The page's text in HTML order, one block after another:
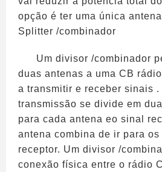
opção é ter uma única
Splitter /combinador
Um divisor /combinador
duas antenas a uma CB
a transmitir e receber sinais .
transmissão se divide em
para cada antena eo sinal
antena combina de ir para
receptor. Um divisor /
conexão física entre o rádio